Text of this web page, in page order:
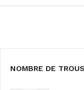
NOMBRE DE TROUS